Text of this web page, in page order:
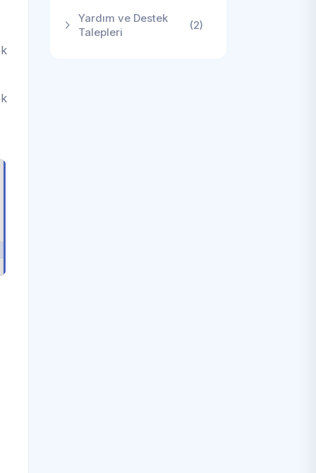
Yardım ve Destek
Talepleri
(2)